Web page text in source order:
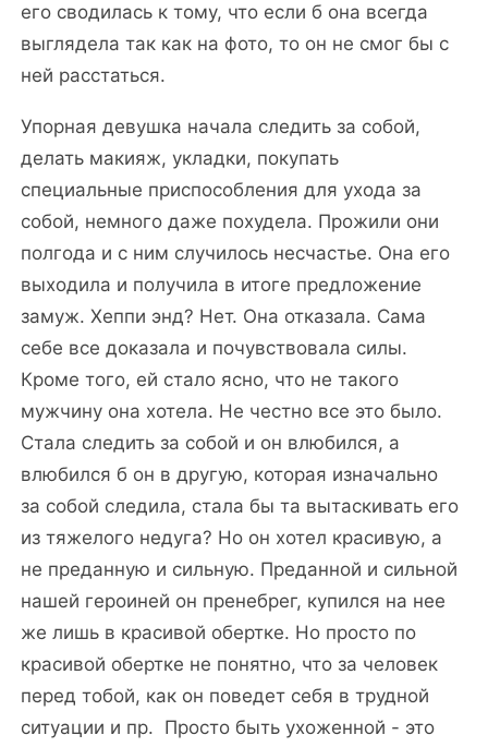
его сводилась к тому, что если б она всегда
выглядела так как на фото, то он не смог бы с
ней расстаться.
Упорная девушка начала следить за собой,
делать макияж, укладки, покупать
специальные приспособления для ухода за
собой, немного даже похудела. Прожили они
полгода и с ним случилось несчастье. Она его
выходила и получила в итоге предложение
замуж. Хеппи энд? Нет. Она отказала. Сама
себе все доказала и почувствовала силы.
Кроме того, ей стало ясно, что не такого
мужчину она хотела. Не честно все это было.
Стала следить за собой и он влюбился, а
влюбился б он в другую, которая изначально
за собой следила, стала бы та вытаскивать его
из тяжелого недуга? Но он хотел красивую, а
не преданную и сильную. Преданной и сильной
нашей героиней он пренебрег, купился на нее
же лишь в красивой обертке. Но просто по
красивой обертке не понятно, что за человек
перед тобой, как он поведет себя в трудной
ситуации и пр. Просто быть ухоженной - это